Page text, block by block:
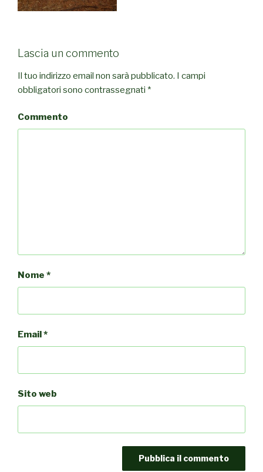
Lascia un commento
Il tuo indirizzo email non sarà pubblicato. I campi
obbligatori sono contrassegnati *
Commento
Nome *
Email *
Sito web